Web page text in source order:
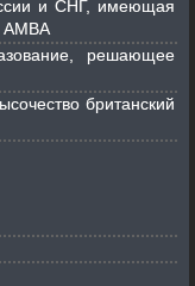
и СНГ, имеющая
решающее
британский